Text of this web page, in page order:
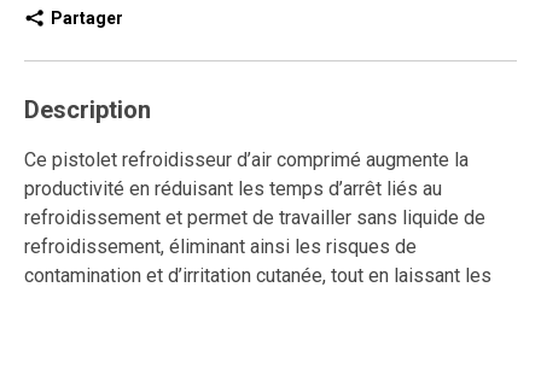
Partager
Description
Ce pistolet refroidisseur d’air comprimé augmente la
productivité en réduisant les temps d’arrêt liés au
refroidissement et permet de travailler sans liquide de
refroidissement, éliminant ainsi les risques de
contamination et d’irritation cutanée, tout en laissant les